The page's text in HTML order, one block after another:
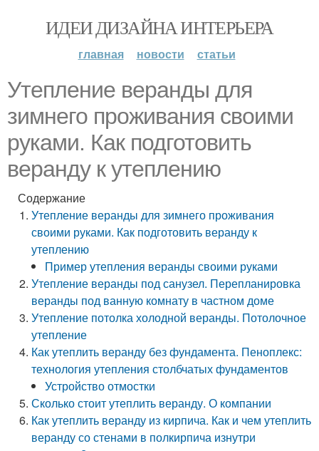
ИДЕИ ДИЗАЙНА ИНТЕРЬЕРА
главная новости статьи
Утепление веранды для
зимнего проживания своими
руками. Как подготовить
веранду к утеплению
Содержание
Утепление веранды для зимнего проживания
своими руками. Как подготовить веранду к
утеплению
Пример утепления веранды своими руками
Утепление веранды под санузел. Перепланировка
веранды под ванную комнату в частном доме
Утепление потолка холодной веранды. Потолочное
утепление
Как утеплить веранду без фундамента. Пеноплекс:
технология утепления столбчатых фундаментов
Устройство отмостки
Сколько стоит утеплить веранду. О компании
Как утеплить веранду из кирпича. Как и чем утеплить
веранду со стенами в полкирпича изнутри